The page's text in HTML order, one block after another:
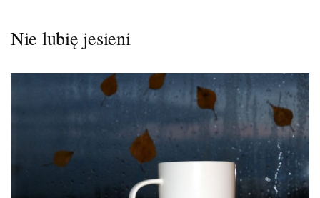
Nie lubię jesieni